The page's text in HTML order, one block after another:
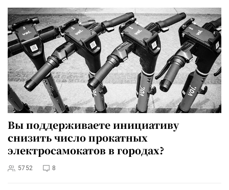
Вы поддерживаете инициативу
снизить число прокатных
электросамокатов в городах?
5752 8